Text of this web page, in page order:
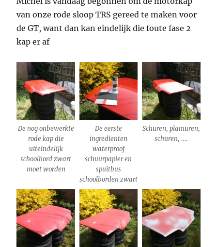
van onze rode sloop TRS gereed te maken voor
de GT, want dan kan eindelijk die foute fase 2
kap er af
De nog onbewerkte
rode kap die
uiteindelijk
schoolbord zwart
moet worden
De eerste
ingredienten
waterproof
schuurpapier en
spuitbus
schoolborden zwart
Schuren, plamuren,
schuren, ….